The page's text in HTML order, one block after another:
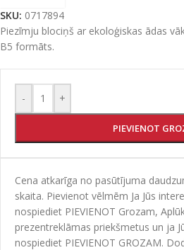
SKU: 0717894
Piezīmju blociņš ar ekoloģiskas ādas
B5 formāts.
- +
PIEVIENOT
Cena atkarīga no pasūtījuma
skaita. Pievienot vēlmēm Ja Jūs
nospiediet PIEVIENOT Grozam,
prezentreklāmas priekšmetus un ja
nospiediet PIEVIENOT GROZAM.